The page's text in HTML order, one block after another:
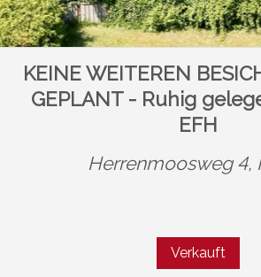
KEINE WEITEREN
GEPLANT - Ruhig
EFH
Herrenmoosweg 4,
Verkauft